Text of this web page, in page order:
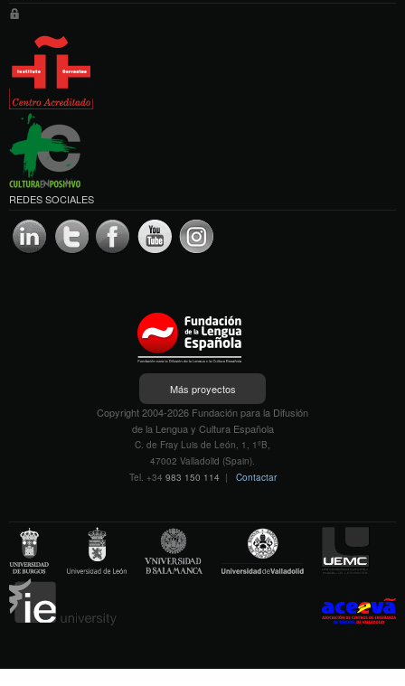
REDES SOCIALES
Más proyectos
Copyright 2004-2026 Fundación para la Difusión
de la Lengua y Cultura Española
C. de Fray Luis de León, 1, 1ºB,
47002 Valladolid (Spain).
Tel. +34 983 150 114 | Contactar